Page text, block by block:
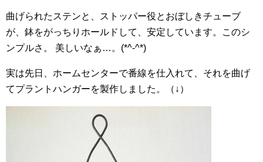
曲げられたステンと、ストッパー役とおぼしきチューブ
が、鉢をがっちりホールドして、安定しています。このシ
ンプルさ。 美しいなぁ…。(*^-^*)
実は先日、ホームセンターで番線を仕入れて、それを曲げ
てプラントハンガーを製作しました。（↓）